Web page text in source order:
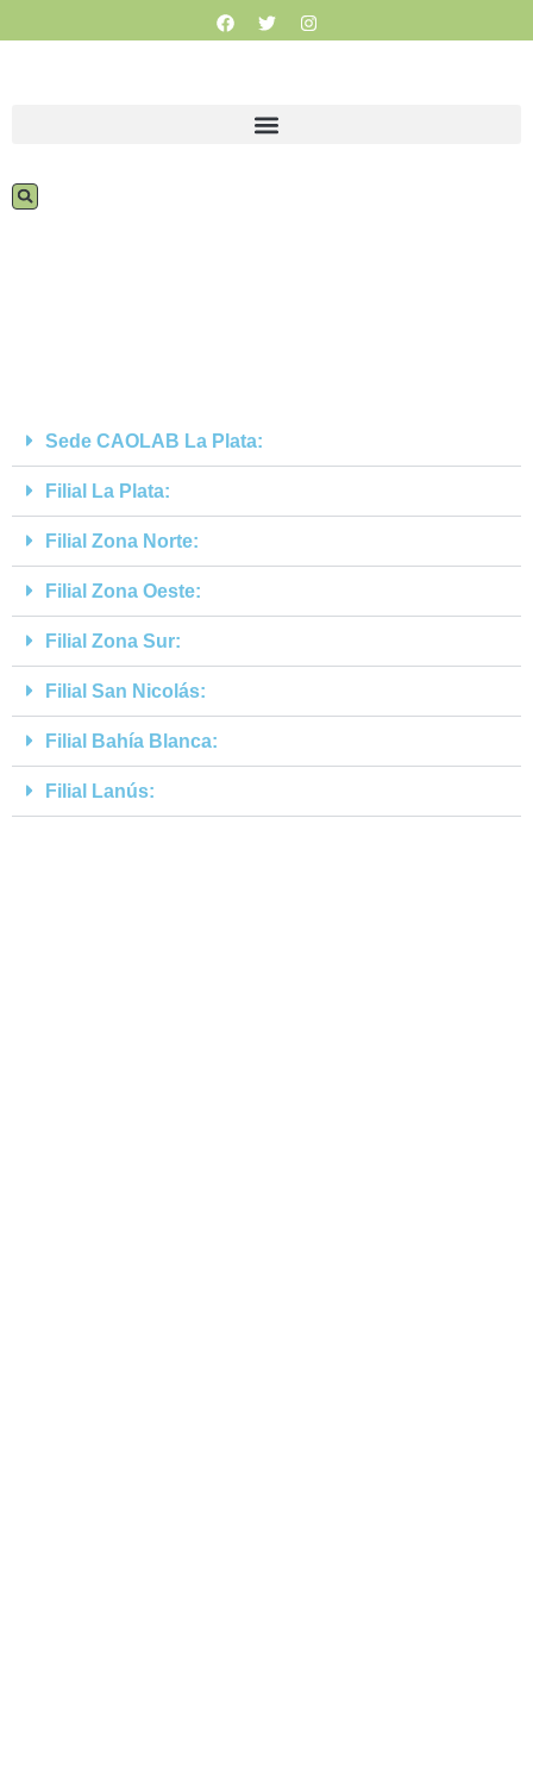
Sede CAOLAB La Plata:
Filial La Plata:
Filial Zona Norte:
Filial Zona Oeste:
Filial Zona Sur:
Filial San Nicolás:
Filial Bahía Blanca:
Filial Lanús: